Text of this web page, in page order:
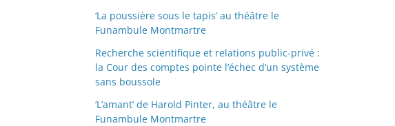
‘La poussière sous le tapis’ au théâtre le
Funambule Montmartre
Recherche scientifique et relations public-privé :
la Cour des comptes pointe l’échec d’un système
sans boussole
‘L’amant’ de Harold Pinter, au théâtre le
Funambule Montmartre